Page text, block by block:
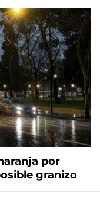
por
granizo